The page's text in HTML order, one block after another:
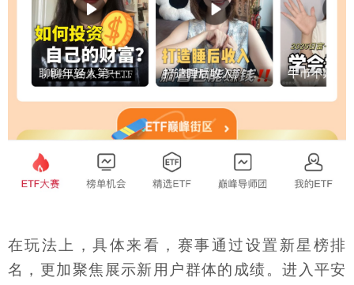
在玩法上，具体来看，赛事通过设置新星榜排
名，更加聚焦展示新用户群体的成绩。进入平安